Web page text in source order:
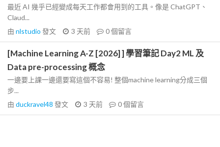
最近 AI 幾乎已經變成每天工作都會用到的工具。像是 ChatGPT、
Claud...
由 nlstudio 發文 3 天前 0個留言
[Machine Learning A-Z [2026] ] 學習筆記 Day2 ML 及
Data pre-processing 概念
一邊要上課一邊還要寫這個不容易! 整個machine learning分成三個
步...
由 duckravel48 發文 3 天前 0個留言